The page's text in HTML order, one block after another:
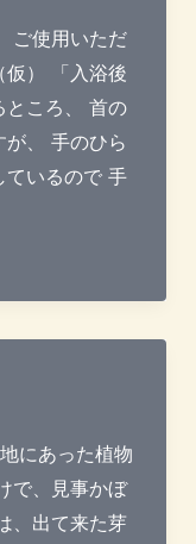
ご使用いただ
仮） 「入浴後
ところ、 首の
、 手のひら
ているので 手
にあった植物
で、見事かぼ
、出て来た芽